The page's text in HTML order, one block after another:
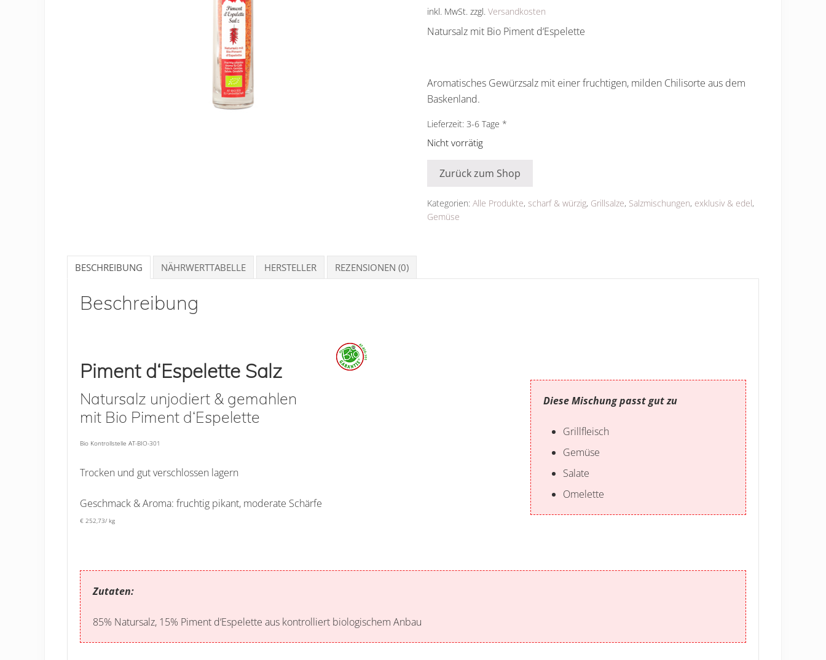
inkl. MwSt. zzgl. Versandkosten
Natursalz mit Bio Piment d‘Espelette
Aromatisches Gewürzsalz mit einer fruchtigen, milden Chilisorte aus dem
Baskenland.
Lieferzeit: 3-6 Tage
Nicht vorrätig
Zurück zum Shop
Kategorien: Alle Produkte, scharf & würzig, Grillsalze, Salzmischungen, exklusiv & edel,
Gemüse
BESCHREIBUNG NÄHRWERTTABELLE HERSTELLER REZENSIONEN (0)
Beschreibung
Piment d‘Espelette Salz
Natursalz unjodiert & gemahlen
mit Bio Piment d‘Espelette
Bio Kontrollstelle AT-BIO-301
Trocken und gut verschlossen lagern
Geschmack & Aroma: fruchtig pikant, moderate Schärfe
€ 252,73/ kg
Diese Mischung passt gut zu
Grillfleisch
Gemüse
Salate
Omelette
Zutaten:
85% Natursalz, 15% Piment d‘Espelette aus kontrolliert biologischem Anbau